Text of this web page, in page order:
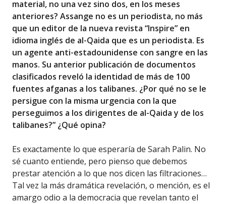
material, no una vez sino dos, en los meses
anteriores? Assange no es un periodista, no más
que un editor de la nueva revista “Inspire” en
idioma inglés de al-Qaida que es un periodista. Es
un agente anti-estadounidense con sangre en las
manos. Su anterior publicación de documentos
clasificados reveló la identidad de más de 100
fuentes afganas a los talibanes. ¿Por qué no se le
persigue con la misma urgencia con la que
perseguimos a los dirigentes de al-Qaida y de los
talibanes?” ¿Qué opina?
Es exactamente lo que esperaría de Sarah Palin. No
sé cuanto entiende, pero pienso que debemos
prestar atención a lo que nos dicen las filtraciones…
Tal vez la más dramática revelación, o mención, es el
amargo odio a la democracia que revelan tanto el